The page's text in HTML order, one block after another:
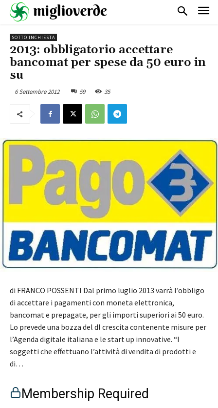
SOTTO INCHIESTA
2013: obbligatorio accettare
bancomat per spese da 50 euro in
su
6 Settembre 2012 59 35
di FRANCO POSSENTI Dal primo luglio 2013 varrà l’obbligo
di accettare i pagamenti con moneta elettronica,
bancomat e prepagate, per gli importi superiori ai 50 euro.
Lo prevede una bozza del dl crescita contenente misure per
l’Agenda digitale italiana e le start up innovative. “I
soggetti che effettuano l’attività di vendita di prodotti e
di…
Membership Required